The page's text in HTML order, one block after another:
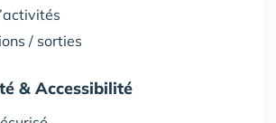
/ sorties
& Accessibilité